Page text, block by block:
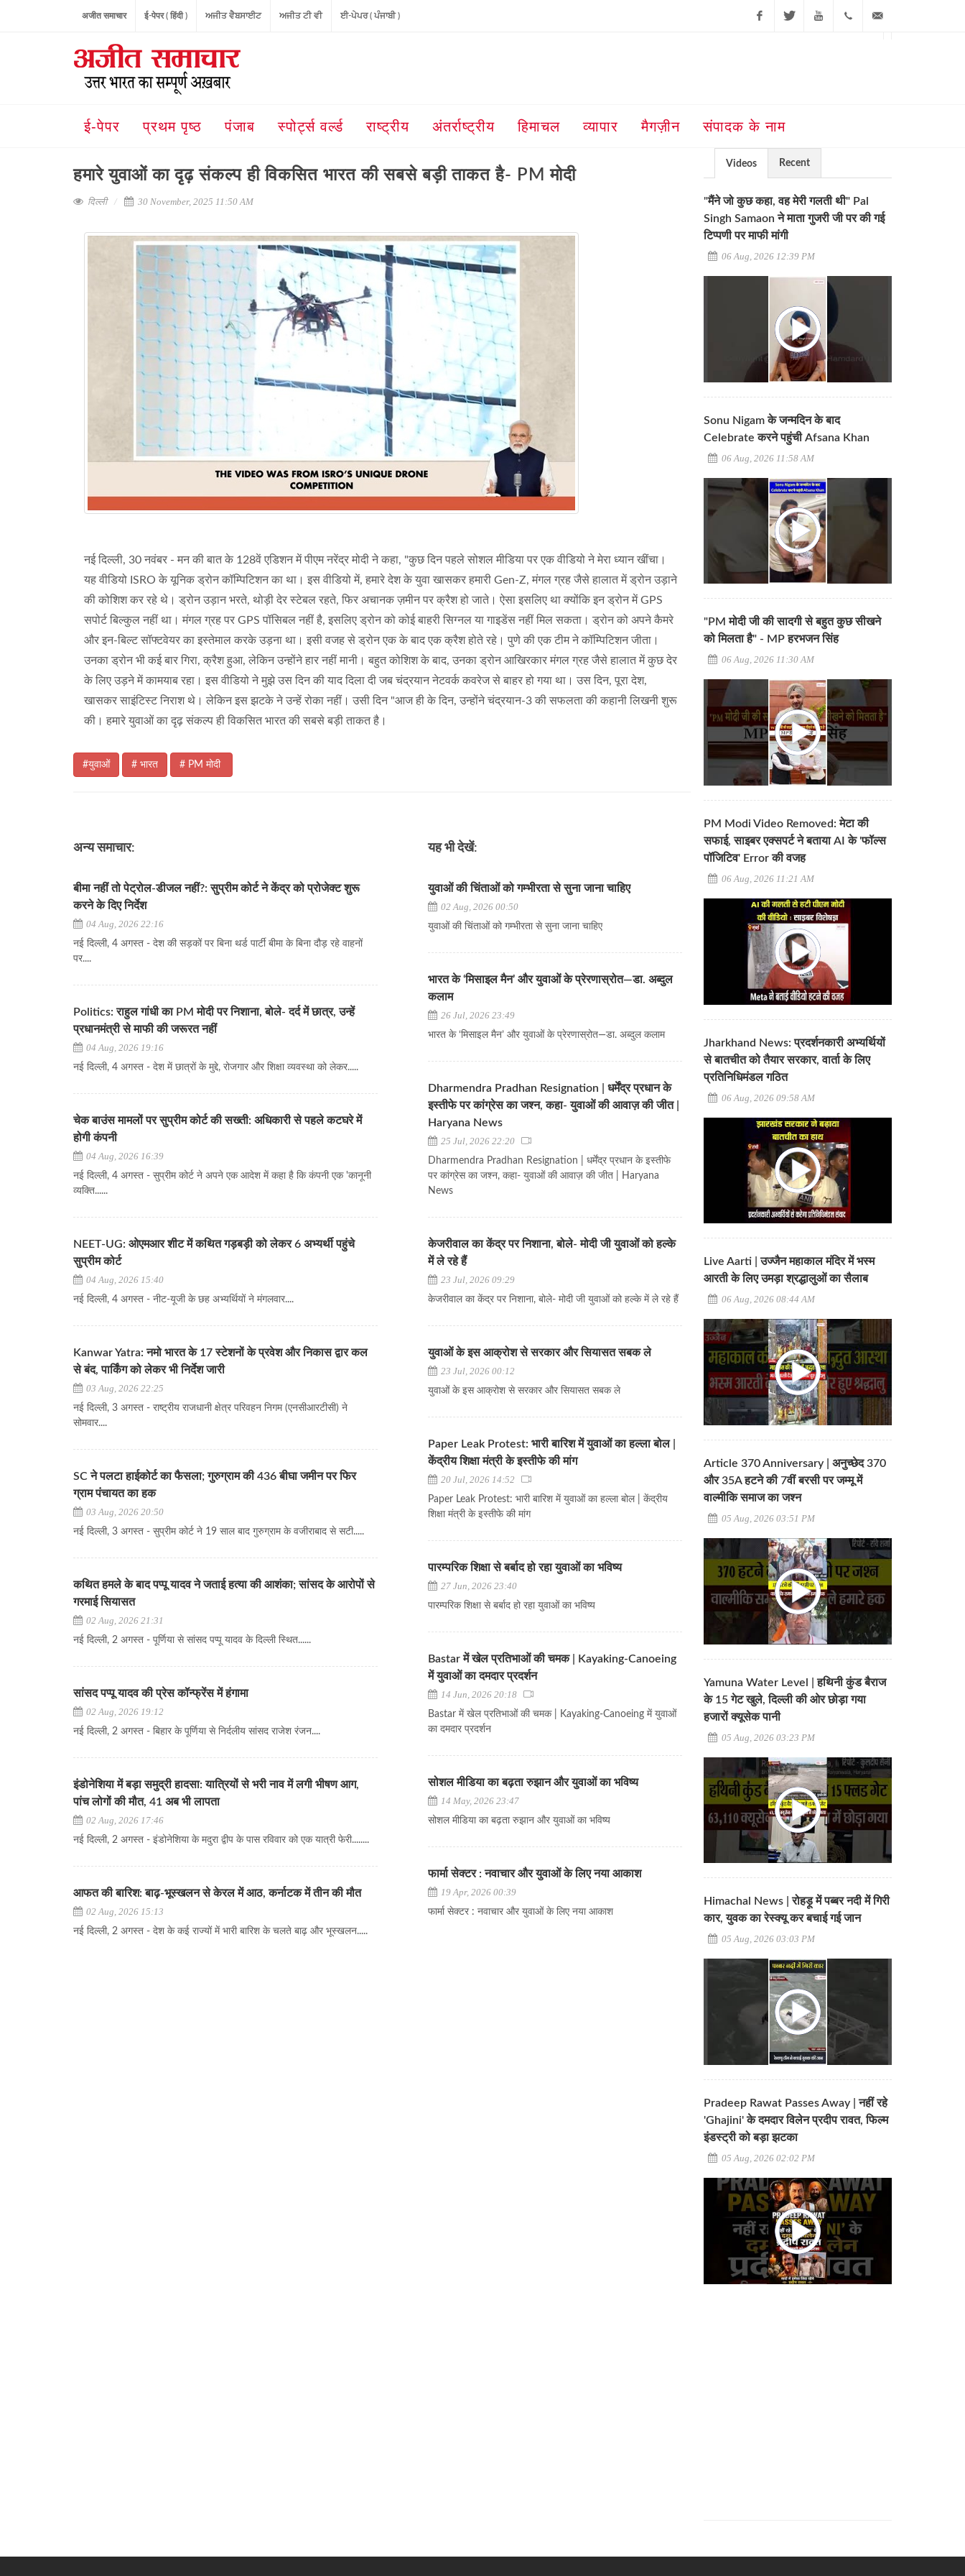
अजीत समाचार ई-पेपर ( हिंदी ) ਅਜੀਤ ਵੈਬਸਾਈਟ ਅਜੀਤ ਟੀ ਵੀ ਈ-ਪੇਪਰ ( ਪੰਜਾਬੀ )
ई-पेपर प्रथम पृष्ठ पंजाब स्पोर्ट्स वर्ल्ड राष्ट्रीय अंतर्राष्ट्रीय हिमाचल व्यापार मैगज़ीन संपादक के नाम
हमारे युवाओं का दृढ़ संकल्प ही विकसित भारत की सबसे बड़ी ताकत है- PM मोदी
दिल्ली 30 November, 2025 11:50 AM
नई दिल्ली, 30 नवंबर - मन की बात के 128वें एडिशन में पीएम नरेंद्र मोदी ने कहा, "कुछ दिन पहले सोशल मीडिया पर एक वीडियो ने मेरा ध्यान खींचा।
यह वीडियो ISRO के यूनिक ड्रोन कॉम्पिटिशन का था। इस वीडियो में, हमारे देश के युवा खासकर हमारी Gen-Z, मंगल ग्रह जैसे हालात में ड्रोन उड़ाने
की कोशिश कर रहे थे। ड्रोन उड़ान भरते, थोड़ी देर स्टेबल रहते, फिर अचानक ज़मीन पर क्रैश हो जाते। ऐसा इसलिए था क्योंकि इन ड्रोन में GPS
सपोर्ट बिल्कुल नहीं था। मंगल ग्रह पर GPS पॉसिबल नहीं है, इसलिए ड्रोन को कोई बाहरी सिग्नल या गाइडेंस नहीं मिल सकता। ड्रोन को अपने कैमरे
और इन-बिल्ट सॉफ्टवेयर का इस्तेमाल करके उड़ना था। इसी वजह से ड्रोन एक के बाद एक क्रैश होते रहे। पुणे की एक टीम ने कॉम्पिटिशन जीता।
उनका ड्रोन भी कई बार गिरा, क्रैश हुआ, लेकिन उन्होंने हार नहीं मानी। बहुत कोशिश के बाद, उनका ड्रोन आखिरकार मंगल ग्रह जैसे हालात में कुछ देर
के लिए उड़ने में कामयाब रहा। इस वीडियो ने मुझे उस दिन की याद दिला दी जब चंद्रयान नेटवर्क कवरेज से बाहर हो गया था। उस दिन, पूरा देश,
खासकर साइंटिस्ट निराश थे। लेकिन इस झटके ने उन्हें रोका नहीं। उसी दिन "आज ही के दिन, उन्होंने चंद्रयान-3 की सफलता की कहानी लिखनी शुरू
की। हमारे युवाओं का दृढ़ संकल्प ही विकसित भारत की सबसे बड़ी ताकत है।
#युवाओं # भारत # PM मोदी
अन्य समाचार:
बीमा नहीं तो पेट्रोल-डीजल नहीं?: सुप्रीम कोर्ट ने केंद्र को प्रोजेक्ट शुरू
करने के दिए निर्देश
04 Aug, 2026 22:16
नई दिल्ली, 4 अगस्त - देश की सड़कों पर बिना थर्ड पार्टी बीमा के बिना दौड़ रहे वाहनों
पर....
Politics: राहुल गांधी का PM मोदी पर निशाना, बोले- दर्द में छात्र, उन्हें
प्रधानमंत्री से माफी की जरूरत नहीं
04 Aug, 2026 19:16
नई दिल्ली, 4 अगस्त - देश में छात्रों के मुद्दे, रोजगार और शिक्षा व्यवस्था को लेकर.....
चेक बाउंस मामलों पर सुप्रीम कोर्ट की सख्ती: अधिकारी से पहले कटघरे में
होगी कंपनी
04 Aug, 2026 16:39
नई दिल्ली, 4 अगस्त - सुप्रीम कोर्ट ने अपने एक आदेश में कहा है कि कंपनी एक 'कानूनी
व्यक्ति......
NEET-UG: ओएमआर शीट में कथित गड़बड़ी को लेकर 6 अभ्यर्थी पहुंचे
सुप्रीम कोर्ट
04 Aug, 2026 15:40
नई दिल्ली, 4 अगस्त - नीट-यूजी के छह अभ्यर्थियों ने मंगलवार....
Kanwar Yatra: नमो भारत के 17 स्टेशनों के प्रवेश और निकास द्वार कल
से बंद, पार्किंग को लेकर भी निर्देश जारी
03 Aug, 2026 22:25
नई दिल्ली, 3 अगस्त - राष्ट्रीय राजधानी क्षेत्र परिवहन निगम (एनसीआरटीसी) ने
सोमवार....
SC ने पलटा हाईकोर्ट का फैसला; गुरुग्राम की 436 बीघा जमीन पर फिर
ग्राम पंचायत का हक
03 Aug, 2026 20:50
नई दिल्ली, 3 अगस्त - सुप्रीम कोर्ट ने 19 साल बाद गुरुग्राम के वजीराबाद से सटी.....
कथित हमले के बाद पप्पू यादव ने जताई हत्या की आशंका; सांसद के आरोपों से
गरमाई सियासत
02 Aug, 2026 21:31
नई दिल्ली, 2 अगस्त - पूर्णिया से सांसद पप्पू यादव के दिल्ली स्थित......
सांसद पप्पू यादव की प्रेस कॉन्फ्रेंस में हंगामा
02 Aug, 2026 19:12
नई दिल्ली, 2 अगस्त - बिहार के पूर्णिया से निर्दलीय सांसद राजेश रंजन....
इंडोनेशिया में बड़ा समुद्री हादसा: यात्रियों से भरी नाव में लगी भीषण आग,
पांच लोगों की मौत, 41 अब भी लापता
02 Aug, 2026 17:46
नई दिल्ली, 2 अगस्त - इंडोनेशिया के मदुरा द्वीप के पास रविवार को एक यात्री फेरी........
आफत की बारिश: बाढ़-भूस्खलन से केरल में आठ, कर्नाटक में तीन की मौत
02 Aug, 2026 15:13
नई दिल्ली, 2 अगस्त - देश के कई राज्यों में भारी बारिश के चलते बाढ़ और भूस्खलन.....
यह भी देखें:
युवाओं की चिंताओं को गम्भीरता से सुना जाना चाहिए
02 Aug, 2026 00:50
युवाओं की चिंताओं को गम्भीरता से सुना जाना चाहिए
भारत के ‘मिसाइल मैन’ और युवाओं के प्रेरणास्रोत—डा. अब्दुल
कलाम
26 Jul, 2026 23:49
भारत के ‘मिसाइल मैन’ और युवाओं के प्रेरणास्रोत—डा. अब्दुल कलाम
Dharmendra Pradhan Resignation | धर्मेंद्र प्रधान के
इस्तीफे पर कांग्रेस का जश्न, कहा- युवाओं की आवाज़ की जीत |
Haryana News
25 Jul, 2026 22:20
Dharmendra Pradhan Resignation | धर्मेंद्र प्रधान के इस्तीफे
पर कांग्रेस का जश्न, कहा- युवाओं की आवाज़ की जीत | Haryana
News
केजरीवाल का केंद्र पर निशाना, बोले- मोदी जी युवाओं को हल्के
में ले रहे हैं
23 Jul, 2026 09:29
केजरीवाल का केंद्र पर निशाना, बोले- मोदी जी युवाओं को हल्के में ले रहे हैं
युवाओं के इस आक्रोश से सरकार और सियासत सबक ले
23 Jul, 2026 00:12
युवाओं के इस आक्रोश से सरकार और सियासत सबक ले
Paper Leak Protest: भारी बारिश में युवाओं का हल्ला बोल |
केंद्रीय शिक्षा मंत्री के इस्तीफे की मांग
20 Jul, 2026 14:52
Paper Leak Protest: भारी बारिश में युवाओं का हल्ला बोल | केंद्रीय
शिक्षा मंत्री के इस्तीफे की मांग
पारम्परिक शिक्षा से बर्बाद हो रहा युवाओं का भविष्य
27 Jun, 2026 23:40
पारम्परिक शिक्षा से बर्बाद हो रहा युवाओं का भविष्य
Bastar में खेल प्रतिभाओं की चमक | Kayaking-Canoeing
में युवाओं का दमदार प्रदर्शन
14 Jun, 2026 20:18
Bastar में खेल प्रतिभाओं की चमक | Kayaking-Canoeing में युवाओं
का दमदार प्रदर्शन
सोशल मीडिया का बढ़ता रुझान और युवाओं का भविष्य
14 May, 2026 23:47
सोशल मीडिया का बढ़ता रुझान और युवाओं का भविष्य
फार्मा सेक्टर : नवाचार और युवाओं के लिए नया आकाश
19 Apr, 2026 00:39
फार्मा सेक्टर : नवाचार और युवाओं के लिए नया आकाश
Videos Recent
"मैंने जो कुछ कहा, वह मेरी गलती थी" Pal
Singh Samaon ने माता गुजरी जी पर की गई
टिप्पणी पर माफी मांगी
06 Aug, 2026 12:39 PM
Sonu Nigam के जन्मदिन के बाद
Celebrate करने पहुंची Afsana Khan
06 Aug, 2026 11:58 AM
"PM मोदी जी की सादगी से बहुत कुछ सीखने
को मिलता है" - MP हरभजन सिंह
06 Aug, 2026 11:30 AM
PM Modi Video Removed: मेटा की
सफाई, साइबर एक्सपर्ट ने बताया AI के 'फॉल्स
पॉजिटिव' Error की वजह
06 Aug, 2026 11:21 AM
Jharkhand News: प्रदर्शनकारी अभ्यर्थियों
से बातचीत को तैयार सरकार, वार्ता के लिए
प्रतिनिधिमंडल गठित
06 Aug, 2026 09:58 AM
Live Aarti | उज्जैन महाकाल मंदिर में भस्म
आरती के लिए उमड़ा श्रद्धालुओं का सैलाब
06 Aug, 2026 08:44 AM
Article 370 Anniversary | अनुच्छेद 370
और 35A हटने की 7वीं बरसी पर जम्मू में
वाल्मीकि समाज का जश्न
05 Aug, 2026 03:51 PM
Yamuna Water Level | हथिनी कुंड बैराज
के 15 गेट खुले, दिल्ली की ओर छोड़ा गया
हजारों क्यूसेक पानी
05 Aug, 2026 03:23 PM
Himachal News | रोहड़ू में पब्बर नदी में गिरी
कार, युवक का रेस्क्यू कर बचाई गई जान
05 Aug, 2026 03:03 PM
Pradeep Rawat Passes Away | नहीं रहे
'Ghajini' के दमदार विलेन प्रदीप रावत, फिल्म
इंडस्ट्री को बड़ा झटका
05 Aug, 2026 02:02 PM